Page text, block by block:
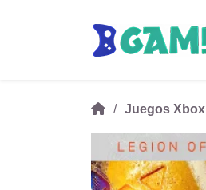
Juegos Xbox